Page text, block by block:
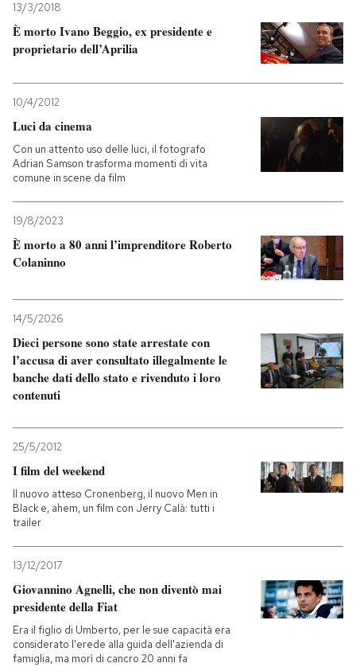
13/3/2018
È morto Ivano Beggio, ex presidente e
proprietario dell’Aprilia
10/4/2012
Luci da cinema
Con un attento uso delle luci, il fotografo
Adrian Samson trasforma momenti di vita
comune in scene da film
19/8/2023
È morto a 80 anni l’imprenditore Roberto
Colaninno
14/5/2026
Dieci persone sono state arrestate con
l’accusa di aver consultato illegalmente le
banche dati dello stato e rivenduto i loro
contenuti
25/5/2012
I film del weekend
Il nuovo atteso Cronenberg, il nuovo Men in
Black e, ahem, un film con Jerry Calà: tutti i
trailer
13/12/2017
Giovannino Agnelli, che non diventò mai
presidente della Fiat
Era il figlio di Umberto, per le sue capacità era
considerato l'erede alla guida dell'azienda di
famiglia, ma morì di cancro 20 anni fa